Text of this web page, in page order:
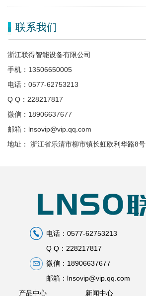
联系我们
浙江联得智能设备有限公司
手机：13506650005
电话：0577-62753213
Q Q：228217817
微信：18906637677
邮箱：lnsovip@vip.qq.com
地址： 浙江省乐清市柳市镇长虹欧利华路8号
电话：0577-62753213
Q Q：228217817
微信：18906637677
邮箱：lnsovip@vip.qq.com
产品中心
新闻中心